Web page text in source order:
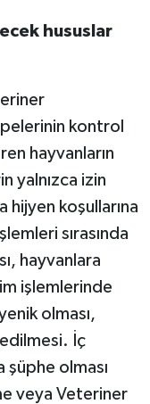
hususlar
kontrol
hayvanların
yalnızca izin
koşullarına
sırasında
hayvanlara
işlemlerinde
olması,
İç
olması
veya Veteriner